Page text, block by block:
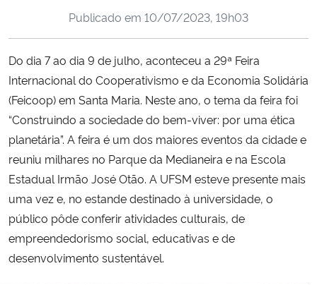
Ministério da Ciência, Tecnologia, Inovações e Comunicações
Ministério do Meio Ambiente
Ministério do Turismo
Ministério do Desenvolvimento Regional
Controladoria-Geral da União
Ministério da Mulher, da Família e dos Direitos Humanos
Publicado em 10/07/2023, 19h03
Do dia 7 ao dia 9 de julho, aconteceu a 29ª Feira
Internacional do Cooperativismo e da Economia Solidária
(Feicoop) em Santa Maria. Neste ano, o tema da feira foi
“Construindo a sociedade do bem-viver: por uma ética
planetária”. A feira é um dos maiores eventos da cidade e
reuniu milhares no Parque da Medianeira e na Escola
Estadual Irmão José Otão. A UFSM esteve presente mais
uma vez e, no estande destinado à universidade, o
público pôde conferir atividades culturais, de
empreendedorismo social, educativas e de
desenvolvimento sustentável.